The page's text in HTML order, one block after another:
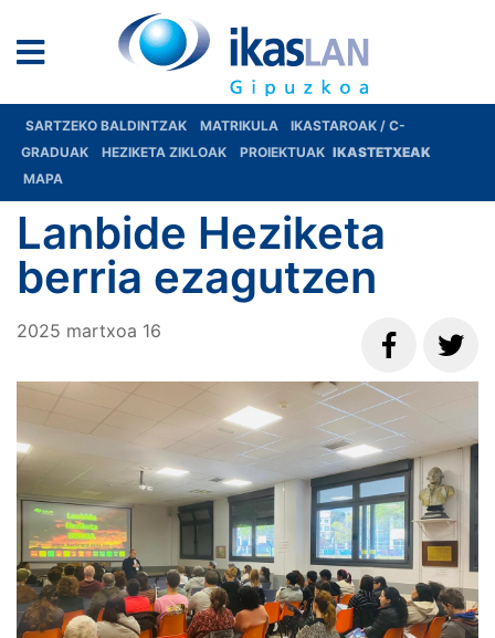
SARTZEKO BALDINTZAK MATRIKULA
IKASTAROAK / C-
GRADUAK
HEZIKETA ZIKLOAK PROIEKTUAK IKASTETXEAK
MAPA
Lanbide Heziketa
berria ezagutzen
2025 martxoa 16